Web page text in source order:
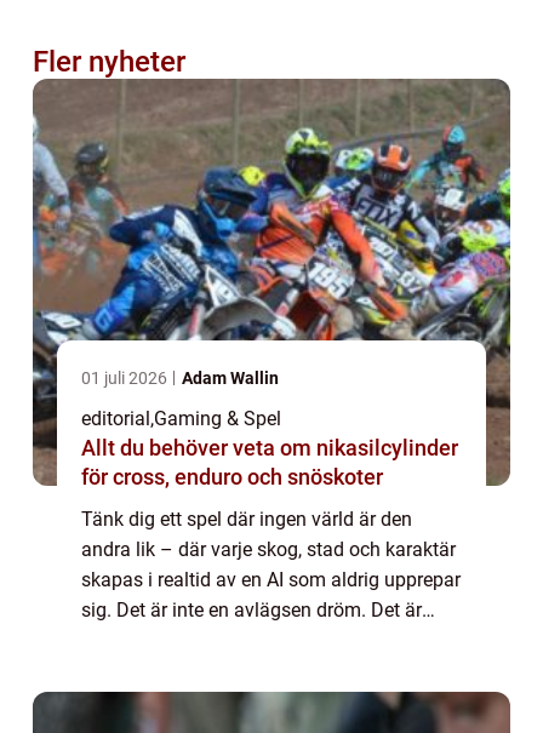
Fler nyheter
01 juli 2026 Adam Wallin
editorial ,Gaming & Spel
Allt du behöver veta om nikasilcylinder
för cross, enduro och snöskoter
Tänk dig ett spel där ingen värld är den
andra lik – där varje skog, stad och karaktär
skapas i realtid av en AI som aldrig upprepar
sig. Det är inte en avlägsen dröm. Det är